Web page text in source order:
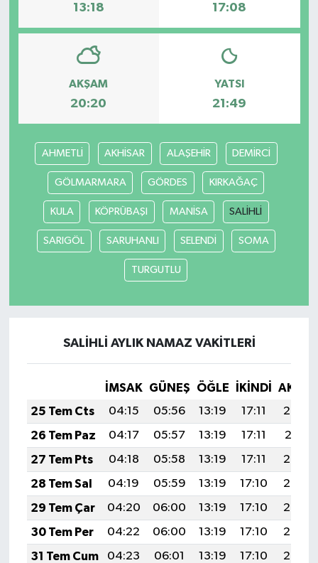
13:18 17:08
AKŞAM
20:20
YATSI
21:49
AHMETLİ AKHİSAR ALAŞEHİR DEMİRCİ
GÖLMARMARA GÖRDES KIRKAĞAÇ
KULA KÖPRÜBAŞI MANİSA SALİHLİ
SARIGÖL SARUHANLI SELENDİ SOMA
TURGUTLU
SALİHLİ AYLIK NAMAZ VAKITLERI
İMSAK GÜNEŞ ÖĞLE İKINDI
25 Tem Cts
04:15 05:56 13:19 17:11
20:32
26 Tem Paz
04:17 05:57 13:19 17:11
20:31
27 Tem Pts
04:18 05:58 13:19 17:11
20:30
28 Tem Sal
04:19 05:59 13:19 17:10
20:29
29 Tem Çar
04:20 06:00 13:19 17:10
20:28
30 Tem Per
04:22 06:00 13:19 17:10
20:28
31 Tem Cum
04:23 06:01 13:19 17:10
20:27